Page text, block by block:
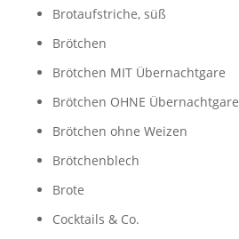
Brotaufstriche, süß
Brötchen
Brötchen MIT Übernachtgare
Brötchen OHNE Übernachtgare
Brötchen ohne Weizen
Brötchenblech
Brote
Cocktails & Co.